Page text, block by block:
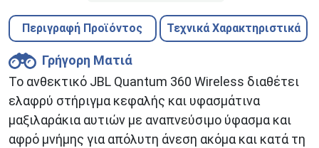
Περιγραφή Προϊόντος Τεχνικά Χαρακτηριστικά
Γρήγορη Ματιά
Το ανθεκτικό JBL Quantum 360 Wireless διαθέτει
ελαφρύ στήριγμα κεφαλής και υφασμάτινα
μαξιλαράκια αυτιών με αναπνεύσιμο ύφασμα και
αφρό μνήμης για απόλυτη άνεση ακόμα και κατά τη